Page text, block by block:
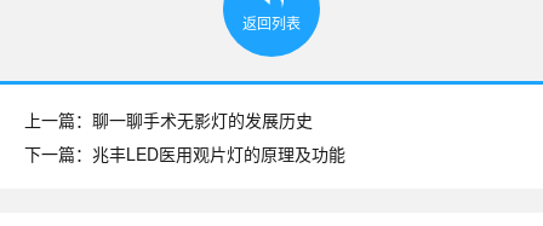
返回列表
上一篇：聊一聊手术无影灯的发展历史
下一篇：兆丰LED医用观片灯的原理及功能